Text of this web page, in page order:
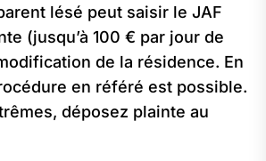
lésé peut saisir le JAF
(jusqu’à 100 € par jour de
de la résidence. En
en référé est possible.
déposez plainte au